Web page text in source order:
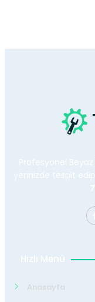
Profesyonel Beyaz
yerinizde tespit
Hızlı Menü
Anasayfa